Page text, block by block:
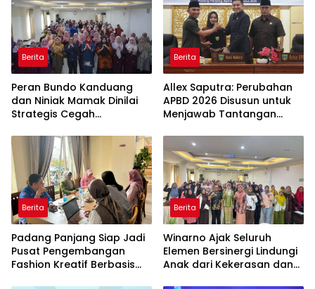
Berita
Peran Bundo Kanduang
dan Niniak Mamak Dinilai
Strategis Cegah
Berita
Allex Saputra: Perubahan
APBD 2026 Disusun untuk
Menjawab Tantangan
Berita
Padang Panjang Siap Jadi
Pusat Pengembangan
Fashion Kreatif Berbasis
Berita
Winarno Ajak Seluruh
Elemen Bersinergi Lindungi
Anak dari Kekerasan dan